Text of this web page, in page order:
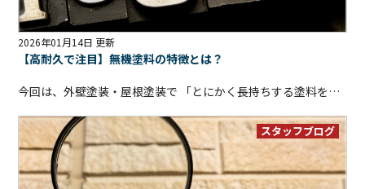
2026年01月14日 更新
【高耐久で注目】無機塗料の特徴とは？
今回は、外壁塗装・屋根塗装で 「とにかく長持ちする塗料を選びたい」という方から注目されている 無機塗料についてご紹介します。 最近は「無機塗料ってよく聞くけど、実際どんな塗料なの？」 「シリコンやフッ素と何が違うの？」 といったご質問も増えてきました
スタッフブログ